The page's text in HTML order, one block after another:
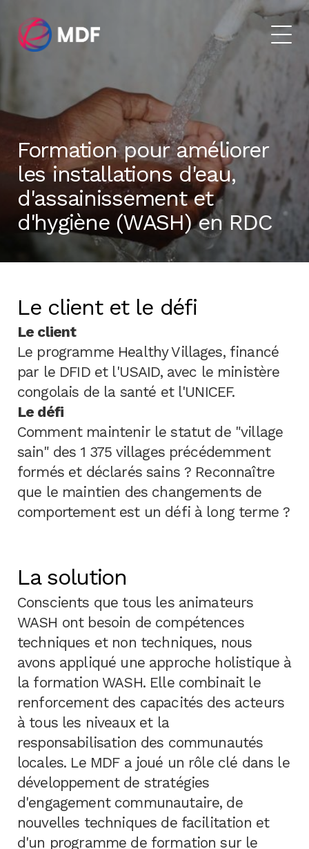
Formation pour améliorer
les installations d'eau,
d'assainissement et
d'hygiène (WASH) en RDC
Le client et le défi
Le client
Le programme Healthy Villages, financé
par le DFID et l'USAID, avec le ministère
congolais de la santé et l'UNICEF.
Le défi
Comment maintenir le statut de "village
sain" des 1 375 villages précédemment
formés et déclarés sains ? Reconnaître
que le maintien des changements de
comportement est un défi à long terme ?
La solution
Conscients que tous les animateurs
WASH ont besoin de compétences
techniques et non techniques, nous
avons appliqué une approche holistique à
la formation WASH. Elle combinait le
renforcement des capacités des acteurs
à tous les niveaux et la
responsabilisation des communautés
locales. Le MDF a joué un rôle clé dans le
développement de stratégies
d'engagement communautaire, de
nouvelles techniques de facilitation et
d'un programme de formation sur le